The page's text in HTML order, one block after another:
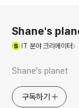
Shane's
IT 분야 크리에이터
Shane's planet
구독하기